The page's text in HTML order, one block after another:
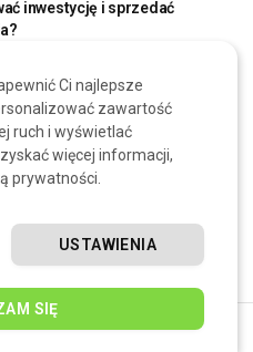
inwestycję i sprzedać
dla firm – jak kupować
bez budowy własnej
Ci najlepsze
zawartość
ruch i wyświetlać
więcej informacji,
prywatności.
SIĘ
USTAWIENIA